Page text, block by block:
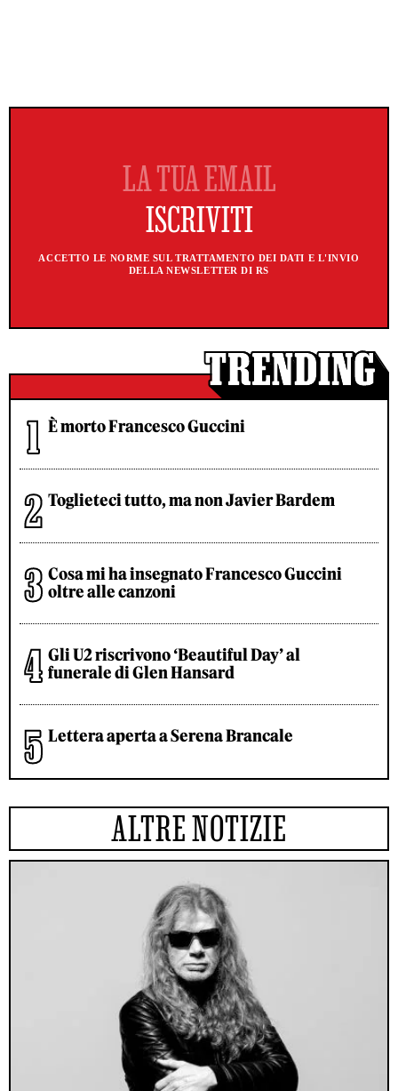
ACCETTO LE NORME SUL TRATTAMENTO DEI DATI E L'INVIO
DELLA NEWSLETTER DI RS
È morto Francesco Guccini
Toglieteci tutto, ma non Javier Bardem
Cosa mi ha insegnato Francesco Guccini
oltre alle canzoni
Gli U2 riscrivono ‘Beautiful Day’ al
funerale di Glen Hansard
Lettera aperta a Serena Brancale
ALTRE NOTIZIE